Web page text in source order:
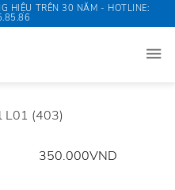
HIỆU TRÊN 30 NĂM - HOTLINE:
L01 (403)
350.000VND